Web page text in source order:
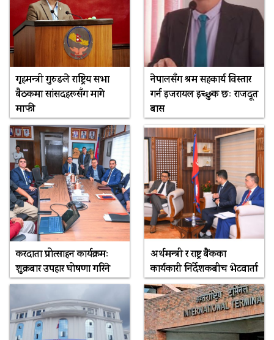
गृहमन्त्री गुरुङले राष्ट्रिय सभा
बैठकमा सांसदहरूसँग मागे
माफी
नेपालसँग श्रम सहकार्य विस्तार
गर्न इजरायल इच्छुक छः राजदूत
बास
करदाता प्रोत्साहन कार्यक्रमः
शुक्रबार उपहार घोषणा गरिने
अर्थमन्त्री र राष्ट्र बैंकका
कार्यकारी निर्देशकबीच भेटवार्ता